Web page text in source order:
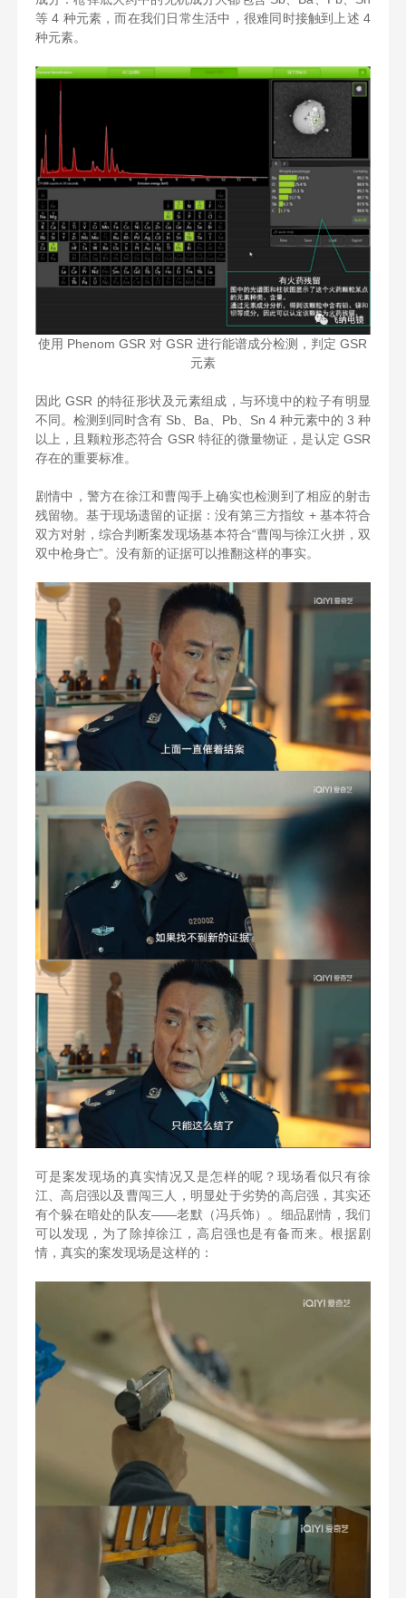
等 4 种元素，而在我们日常生活中，很难同时接触到上述 4
种元素。
使用 Phenom GSR 对 GSR 进行能谱成分检测，判定 GSR
元素
因此 GSR 的特征形状及元素组成，与环境中的粒子有明显
不同。检测到同时含有 Sb、Ba、Pb、Sn 4 种元素中的 3 种
以上，且颗粒形态符合 GSR 特征的微量物证，是认定 GSR
存在的重要标准。
剧情中，警方在徐江和曹闯手上确实也检测到了相应的射击
残留物。基于现场遗留的证据：没有第三方指纹 + 基本符合
双方对射，综合判断案发现场基本符合“曹闯与徐江火拼，双
双中枪身亡”。没有新的证据可以推翻这样的事实。
可是案发现场的真实情况又是怎样的呢？现场看似只有徐
江、高启强以及曹闯三人，明显处于劣势的高启强，其实还
有个躲在暗处的队友——老默（冯兵饰）。细品剧情，我们
可以发现，为了除掉徐江，高启强也是有备而来。根据剧
情，真实的案发现场是这样的：